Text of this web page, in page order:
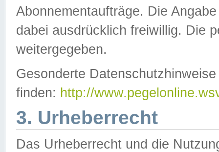
Abonnementaufträge. Die
dabei ausdrücklich freiwillig. Die
weitergegeben.
Gesonderte
finden: http://
3. Urheberrecht
Das Urheberrecht und die